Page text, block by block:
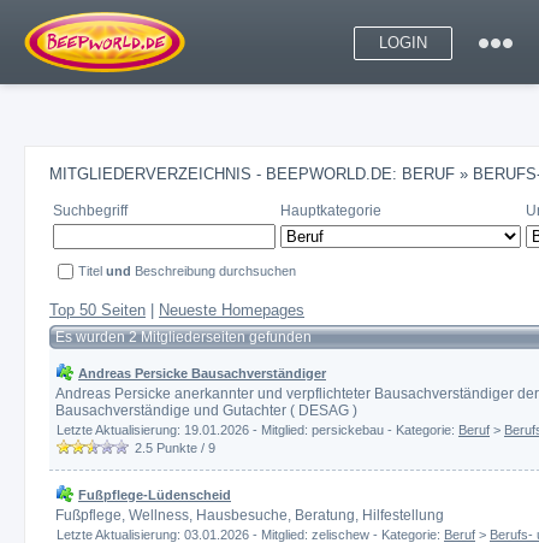
LOGIN
MITGLIEDERVERZEICHNIS - BEEPWORLD.DE: BERUF »
Suchbegriff Hauptkategorie
Titel und Beschreibung durchsuchen
Top 50 Seiten Neueste Homepages
Es wurden 2 Mitgliederseiten gefunden
Andreas Persicke Bausachverständiger
Andreas Persicke anerkannter und verpflichteter Bausachverständiger
Bausachverständige und Gutachter ( DESAG )
Letzte Aktualisierung: 19.01.2026 - Mitglied: persickebau - Kategorie: Beruf >
2.5 Punkte / 9
Fußpflege-Lüdenscheid
Fußpflege, Wellness, Hausbesuche, Beratung, Hilfestellung
Letzte Aktualisierung: 03.01.2026 - Mitglied: zelischew - Kategorie: Beruf > Berufs-